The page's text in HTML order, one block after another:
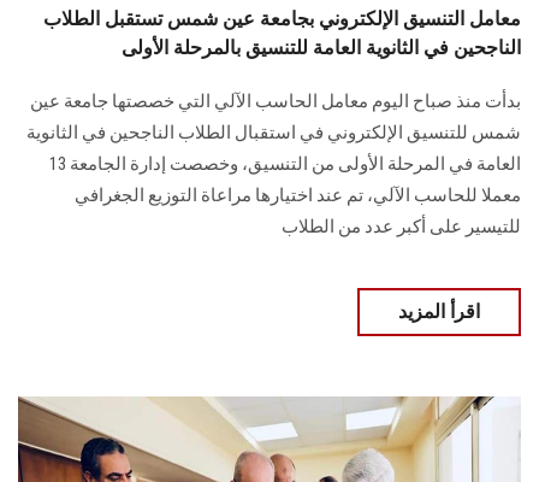
معامل التنسيق الإلكتروني بجامعة عين شمس تستقبل الطلاب
الناجحين في الثانوية العامة للتنسيق بالمرحلة الأولى
بدأت منذ صباح اليوم معامل الحاسب الآلي التي خصصتها جامعة عين
شمس للتنسيق الإلكتروني في استقبال الطلاب الناجحين في الثانوية
العامة في المرحلة الأولى من التنسيق، وخصصت إدارة الجامعة 13
معملا للحاسب الآلي، تم عند اختيارها مراعاة التوزيع الجغرافي
للتيسير على أكبر عدد من الطلاب
اقرأ المزيد